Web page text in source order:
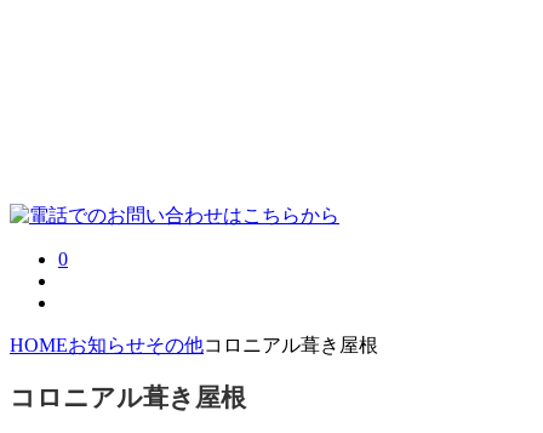
0
HOMEお知らせその他コロニアル葺き屋根
コロニアル葺き屋根